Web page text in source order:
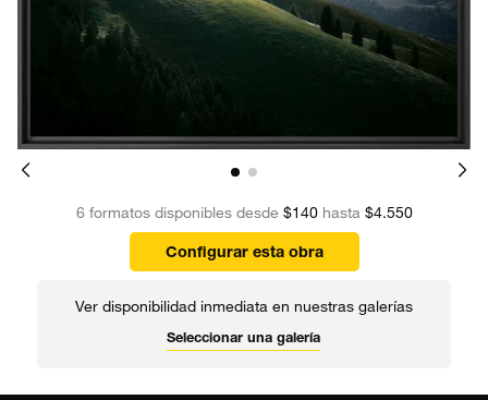
6 formatos disponibles desde $140hasta $4.550
Configurar esta obra
Ver disponibilidad inmediata en nuestras galerías
Seleccionar una galería